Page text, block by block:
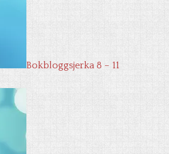
Bokbloggsjerka 8 – 11